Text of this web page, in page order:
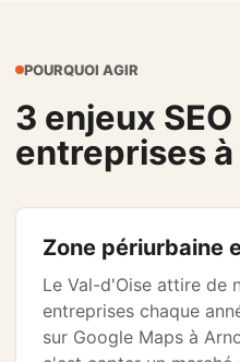
POURQUOI AGIR
3 enjeux
entreprises
Zone périurbaine
Le Val-d'Oise attire de
entreprises chaque
sur Google Maps à